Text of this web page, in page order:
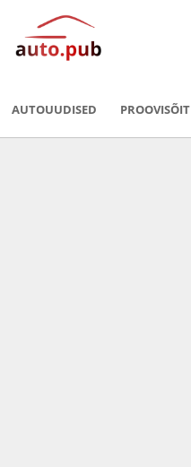
AUTOUUDISED PROOVISÕIT